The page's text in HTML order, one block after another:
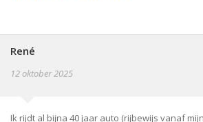
René
12 oktober 2025
Ik rijdt al bijna 40 jaar auto (rijbewijs vanaf